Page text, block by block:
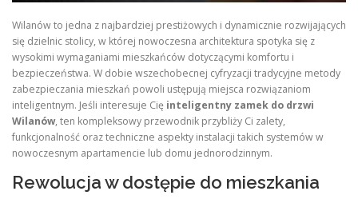
Wilanów to jedna z najbardziej prestiżowych i dynamicznie rozwijających
się dzielnic stolicy, w której nowoczesna architektura spotyka się z
wysokimi wymaganiami mieszkańców dotyczącymi komfortu i
bezpieczeństwa. W dobie wszechobecnej cyfryzacji tradycyjne metody
zabezpieczania mieszkań powoli ustępują miejsca rozwiązaniom
inteligentnym. Jeśli interesuje Cię inteligentny zamek do drzwi
Wilanów, ten kompleksowy przewodnik przybliży Ci zalety,
funkcjonalność oraz techniczne aspekty instalacji takich systemów w
nowoczesnym apartamencie lub domu jednorodzinnym.
Rewolucja w dostępie do mieszkania